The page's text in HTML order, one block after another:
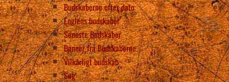
Budskaberne efter dato
Englens budskaber
Seneste Budskaber
Bønner fra Budskaberne
Vilkårligt budskab
Søg